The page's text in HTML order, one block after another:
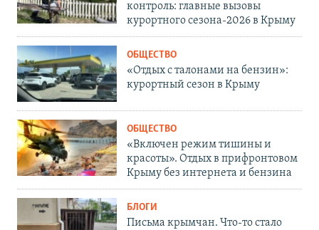
контроль: главные вызовы
курортного сезона-2026 в Крыму
ОБЩЕСТВО
«Отдых с талонами на бензин»:
курортный сезон в Крыму
ОБЩЕСТВО
«Включен режим тишины и
красоты». Отдых в прифронтовом
Крыму без интернета и бензина
БЛОГИ
Письма крымчан. Что-то стало